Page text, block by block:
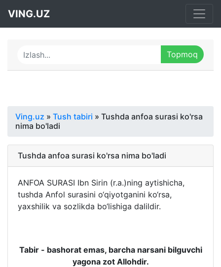
VING.UZ
Ving.uz » Tush tabiri » Tushda anfoa surasi ko'rsa
nima bo'ladi
Tushda anfoa surasi ko'rsa nima bo'ladi
ANFOA SURASI Ibn Sirin (r.a.)ning aytishicha,
tushda Anfol surasini o‘qiyotganini ko‘rsa,
yaxshilik va sozlikda bo‘lishiga dalildir.
Tabir - bashorat emas, barcha narsani bilguvchi
yagona zot Allohdir.